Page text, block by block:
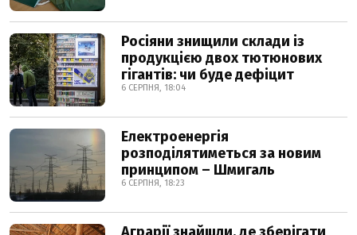
Росіяни знищили склади із
продукцією двох тютюнових
гігантів: чи буде дефіцит
6 СЕРПНЯ, 18:04
Електроенергія
розподілятиметься за новим
принципом – Шмигаль
6 СЕРПНЯ, 18:23